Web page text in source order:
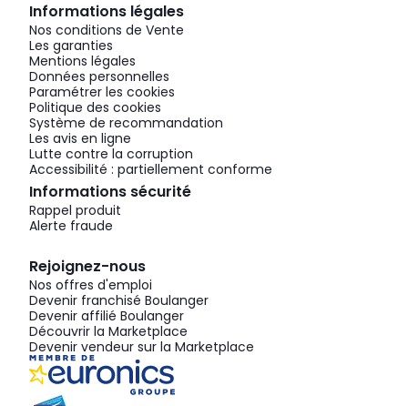
Informations légales
Nos conditions de Vente
Les garanties
Mentions légales
Données personnelles
Paramétrer les cookies
Politique des cookies
Système de recommandation
Les avis en ligne
Lutte contre la corruption
Accessibilité : partiellement conforme
Informations sécurité
Rappel produit
Alerte fraude
Rejoignez-nous
Nos offres d'emploi
Devenir franchisé Boulanger
Devenir affilié Boulanger
Découvrir la Marketplace
Devenir vendeur sur la Marketplace